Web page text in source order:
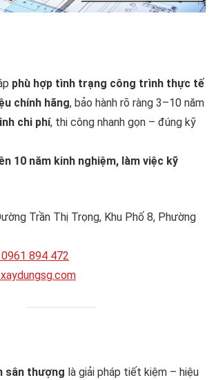
phù hợp tình trạng công trình thực tế
chính hãng, bảo hành rõ ràng 3–10 năm
chi phí, thi công nhanh gọn – đúng kỹ
10 năm kinh nghiệm, làm việc kỹ
Trần Thị Trọng, Khu Phố 8, Phường
0961 894 472
sân thượng là giải pháp tiết kiệm – hiệu